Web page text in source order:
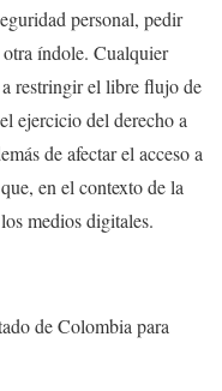
personal, pedir
índole. Cualquier
restringir el libre flujo de
ejercicio del derecho a
de afectar el acceso a
en el contexto de la
medios digitales.
de Colombia para